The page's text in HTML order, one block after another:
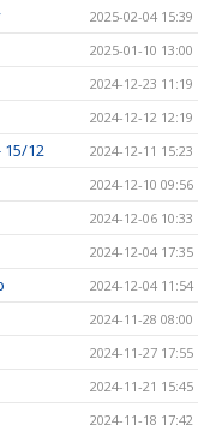
2025-02-04 15:39
2025-01-10 13:00
2024-12-23 11:19
2024-12-12 12:19
12 2024-12-11 15:23
2024-12-10 09:56
2024-12-06 10:33
2024-12-04 17:35
2024-12-04 11:54
2024-11-28 08:00
2024-11-27 17:55
2024-11-21 15:45
2024-11-18 17:42